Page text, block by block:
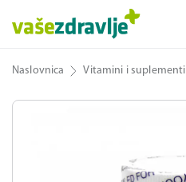
Naslovnica Vitamini i suplementi